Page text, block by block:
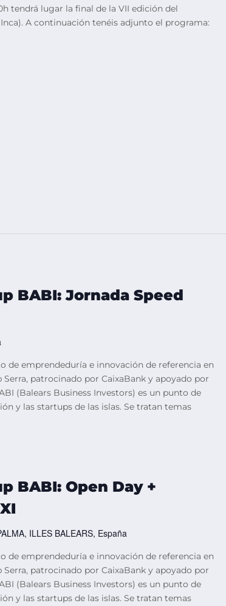
tendrá lugar la final de la VII edición del
A continuación tenéis adjunto el programa:
BABI: Jornada Speed
de emprendeduría e innovación de referencia en
patrocinado por CaixaBank y apoyado por
(Balears Business Investors) es un punto de
y las startups de las islas. Se tratan temas
BABI: Open Day +
ILLES BALEARS, España
de emprendeduría e innovación de referencia en
patrocinado por CaixaBank y apoyado por
(Balears Business Investors) es un punto de
y las startups de las islas. Se tratan temas